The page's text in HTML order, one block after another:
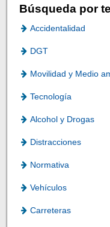
Búsqueda por
Accidentalidad
DGT
Movilidad y Medio
Tecnología
Alcohol y Drogas
Distracciones
Normativa
Vehículos
Carreteras